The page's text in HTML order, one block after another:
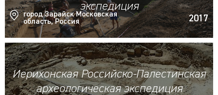
экспедиция
город Зарайск Московская
область, Россия
2017
Иерихонская Российско-Палестинская
археологическая экспедиция